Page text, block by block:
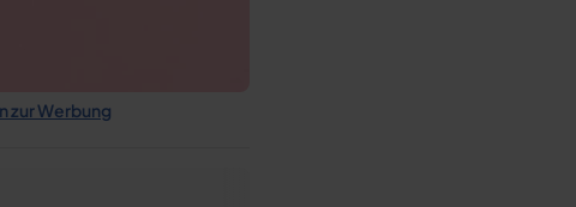
zur Werbung